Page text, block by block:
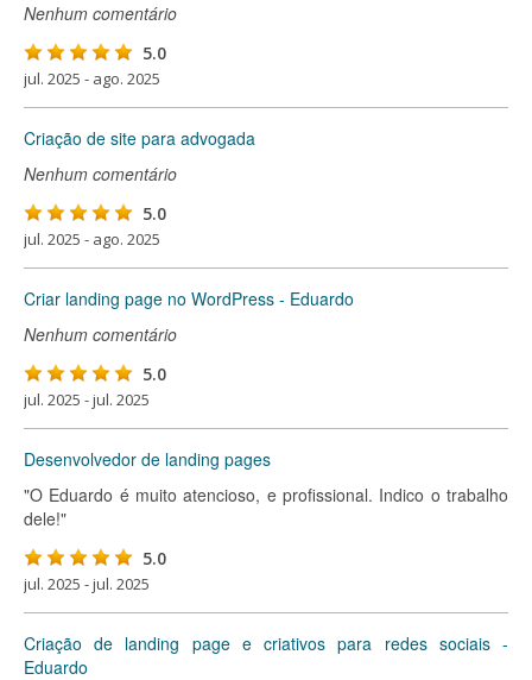
Nenhum comentário
5.0
jul. 2025 - ago. 2025
Criação de site para advogada
Nenhum comentário
5.0
jul. 2025 - ago. 2025
Criar landing page no WordPress - Eduardo
Nenhum comentário
5.0
jul. 2025 - jul. 2025
Desenvolvedor de landing pages
"O Eduardo é muito atencioso, e profissional. Indico o trabalho
dele!"
5.0
jul. 2025 - jul. 2025
Criação de landing page e criativos para redes sociais -
Eduardo